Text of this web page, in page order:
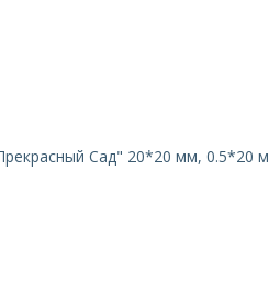
Сад" 20*20 мм, 0.5*20 м